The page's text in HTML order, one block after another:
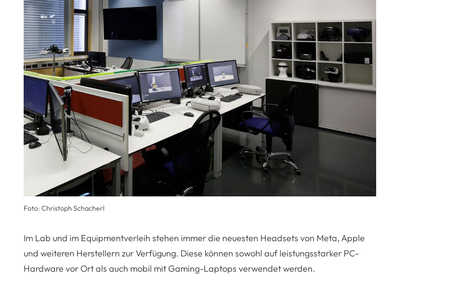
Foto: Christoph Schacherl
Im Lab und im Equipmentverleih stehen immer die neuesten Headsets von Meta, Apple
und weiteren Herstellern zur Verfügung. Diese können sowohl auf leistungsstarker PC-
Hardware vor Ort als auch mobil mit Gaming-Laptops verwendet werden.